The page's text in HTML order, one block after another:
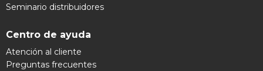
Seminario distribuidores
Centro de ayuda
Atención al cliente
Preguntas frecuentes